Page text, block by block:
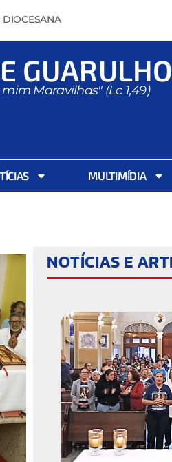
DIOCESANA
Maravilhas" (Lc 1,49)
MULTIMÍDIA
NOTÍCIAS E